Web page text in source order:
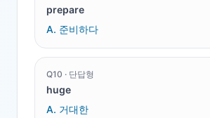
prepare
A. 준비하다
Q10 · 단답형
huge
A. 거대한